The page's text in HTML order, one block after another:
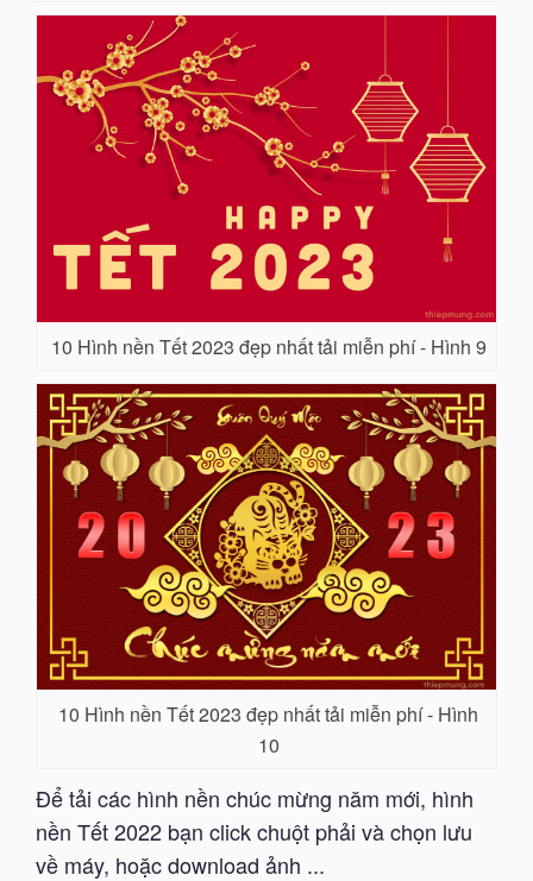
10 Hình nền Tết 2023 đẹp nhất tải miễn phí - Hình 9
10 Hình nền Tết 2023 đẹp nhất tải miễn phí - Hình
10
Để tải các hình nền chúc mừng năm mới, hình
nền Tết 2022 bạn click chuột phải và chọn lưu
về máy, hoặc download ảnh ...